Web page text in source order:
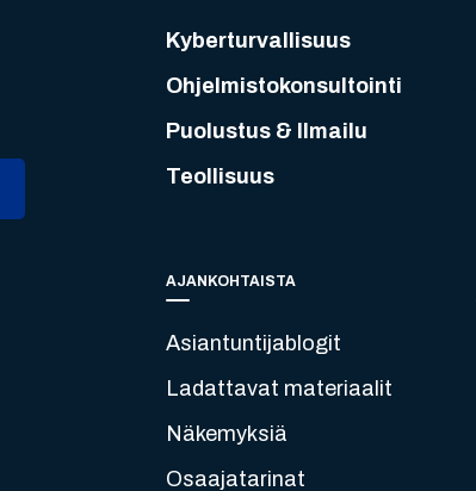
Kyberturvallisuus
Ohjelmistokonsultointi
Puolustus & Ilmailu
Teollisuus
AJANKOHTAISTA
Asiantuntijablogit
Ladattavat materiaalit
Näkemyksiä
Osaajatarinat